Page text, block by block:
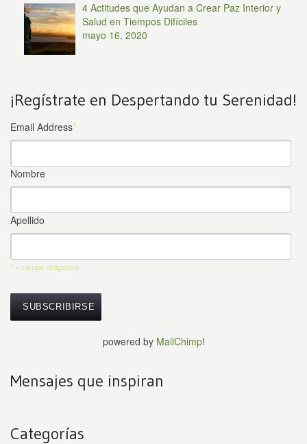
4 Actitudes que Ayudan a Crear Paz Interior y
Salud en Tiempos Difíciles
mayo 16, 2020
¡Regístrate en Despertando tu Serenidad!
Email Address*
Nombre
Apellido
* = campo obligatorio
powered by MailChimp!
Mensajes que inspiran
Categorías